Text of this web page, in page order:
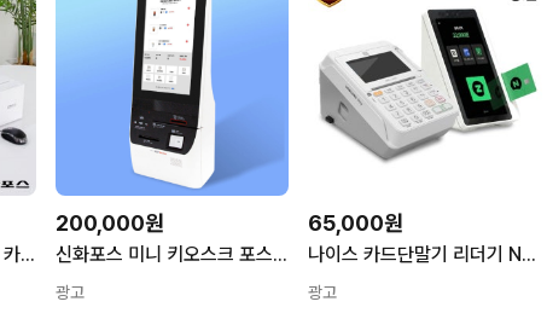
신화포스 카드단말기 식당 카페 포스기 영수증프린터 세트 애플페이 토스프론트 개인사업자
200,000원
신화포스 미니 키오스크 포스기 무인주문기 애플페이 카드단말기 식당 카페 개인사업자
광고
65,000원
나이스 카드단말기 리더기 NFC 멀티패드세트 애플페이 3인치 신규개인사업자 NPC-1000
광고